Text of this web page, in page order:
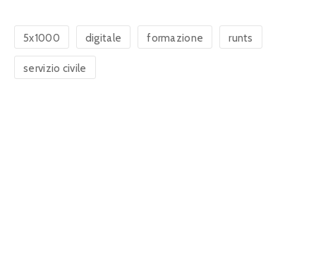
5x1000 digitale formazione runts
servizio civile